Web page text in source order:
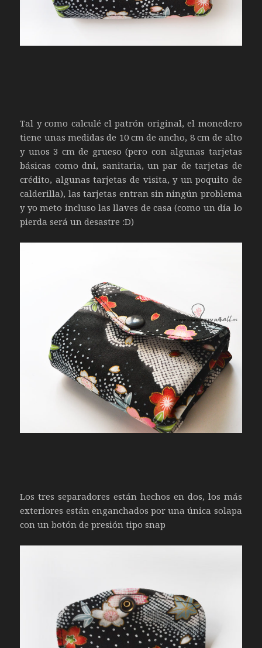
Tal y como calculé el patrón original, el monedero
tiene unas medidas de 10 cm de ancho, 8 cm de alto
y unos 3 cm de grueso (pero con algunas tarjetas
básicas como dni, sanitaria, un par de tarjetas de
crédito, algunas tarjetas de visita, y un poquito de
calderilla), las tarjetas entran sin ningún problema
y yo meto incluso las llaves de casa (como un día lo
pierda será un desastre :D)
Los tres separadores están hechos en dos, los más
exteriores están enganchados por una única solapa
con un botón de presión tipo snap